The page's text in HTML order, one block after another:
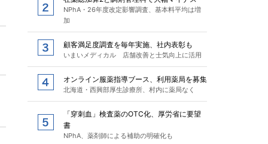
NPhA・26年度改定影響調査、基本料平均は増
加
顧客満足度調査を毎年実施、社内表彰も
いまいメディカル 店舗改善と士気向上に活用
オンライン服薬指導ブース、利用薬局を募集
北海道・西興部厚生診療所、村内に薬局なく
「穿刺血」検査薬のOTC化、厚労省に要望
書
NPhA、薬剤師による補助の明確化も